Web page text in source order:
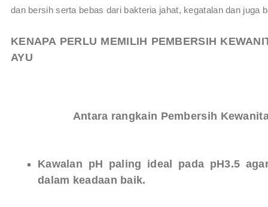
dan bersih serta bebas dari bakteria jahat, kegatalan dan juga
KENAPA PERLU MEMILIH PEMBERSIH
AYU
Antara rangkain Pembersih
Kawalan pH paling ideal pada pH3.5
dalam keadaan baik.